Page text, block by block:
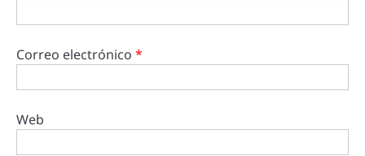
Correo electrónico *
Web